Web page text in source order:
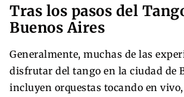
Tras los pasos del
Buenos Aires
Generalmente, muchas de las
disfrutar del tango en la ciudad de
incluyen orquestas tocando en